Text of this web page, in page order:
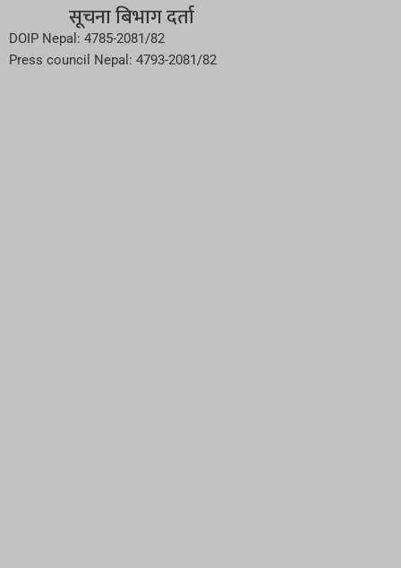
सूचना बिभाग दर्ता
DOIP Nepal: 4785-2081/82
Press council Nepal: 4793-2081/82